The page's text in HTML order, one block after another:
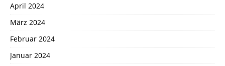
April 2024
März 2024
Februar 2024
Januar 2024